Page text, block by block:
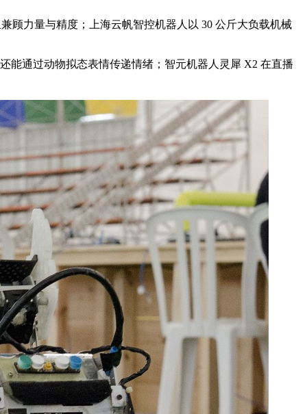
顾力量与精度；上海云帆智控机器人以 30 公斤大负载机械
能通过动物拟态表情传递情绪；智元机器人灵犀 X2 在直播